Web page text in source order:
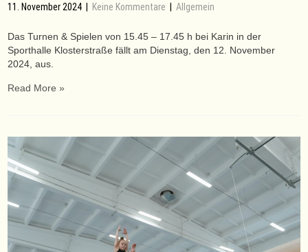
11. November 2024 Keine Kommentare |Allgemein
Das Turnen & Spielen von 15.45 – 17.45 h bei Karin in der
Sporthalle Klosterstraße fällt am Dienstag, den 12. November
2024, aus.
Read More »